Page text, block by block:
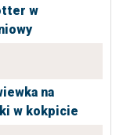
w
na
w kokpicie